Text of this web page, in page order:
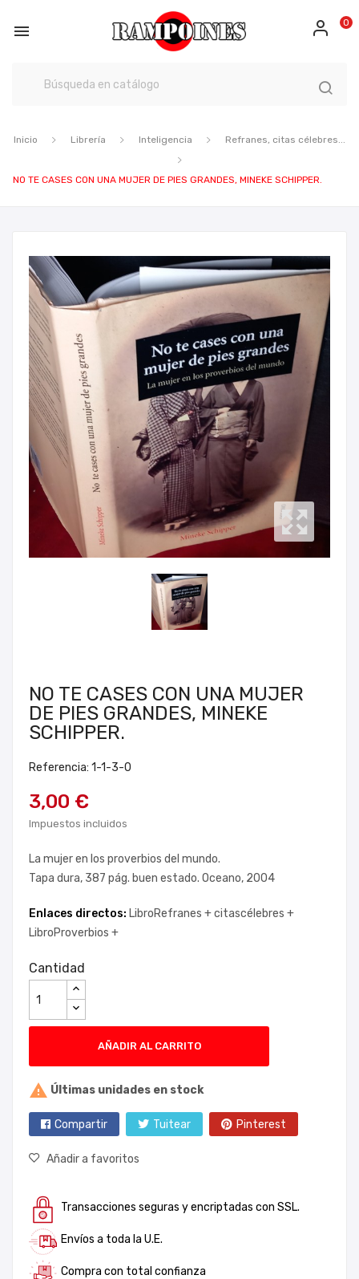
 0
Inicio Librería Inteligencia Refranes, citas célebres...
NO TE CASES CON UNA MUJER DE PIES GRANDES, MINEKE SCHIPPER.
NO TE CASES CON UNA MUJER
DE PIES GRANDES, MINEKE
SCHIPPER.
Referencia: 1-1-3-0
3,00 €
Impuestos incluidos
La mujer en los proverbios del mundo.
Tapa dura, 387 pág. buen estado. Oceano, 2004
Enlaces directos: LibroRefranes +citascélebres +
LibroProverbios +
Cantidad
AÑADIR AL CARRITO
 Últimas unidades en stock
Compartir Tuitear Pinterest
Añadir a favoritos
Transacciones seguras y encriptadas con SSL.
Envíos a toda la U.E.
Compra con total confianza